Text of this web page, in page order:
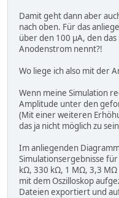
Damit geht dann aber
nach oben. Für das
über den 100 µA, den
Anodenstrom nennt?!
Wo liege ich also mit der
Wenn meine Simulation
Amplitude unter den
(Mit einer weiteren
das ja nicht möglich zu
Im anliegenden
Simulationsergebnisse für
kΩ, 330 kΩ, 1 MΩ, 3,3
mit dem Oszilloskop
Dateien exportiert und